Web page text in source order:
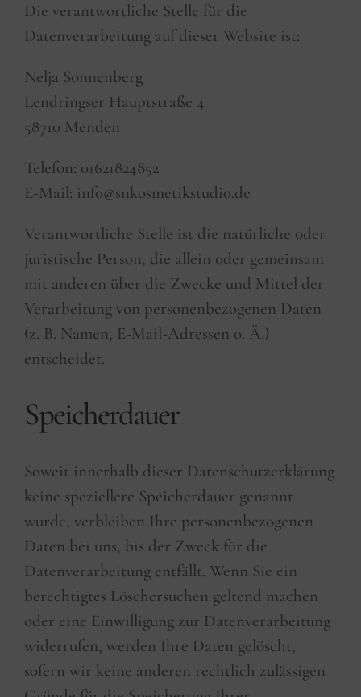
Die verantwortliche Stelle für die
Datenverarbeitung auf dieser Website ist:
Nelja Sonnenberg
Lendringser Hauptstraße 4
58710 Menden
Telefon: 01621824852
E-Mail: info@snkosmetikstudio.de
Verantwortliche Stelle ist die natürliche oder
juristische Person, die allein oder gemeinsam
mit anderen über die Zwecke und Mittel der
Verarbeitung von personenbezogenen Daten
(z. B. Namen, E-Mail-Adressen o. Ä.)
entscheidet.
Speicherdauer
Soweit innerhalb dieser Datenschutzerklärung
keine speziellere Speicherdauer genannt
wurde, verbleiben Ihre personenbezogenen
Daten bei uns, bis der Zweck für die
Datenverarbeitung entfällt. Wenn Sie ein
berechtigtes Löschersuchen geltend machen
oder eine Einwilligung zur Datenverarbeitung
widerrufen, werden Ihre Daten gelöscht,
sofern wir keine anderen rechtlich zulässigen